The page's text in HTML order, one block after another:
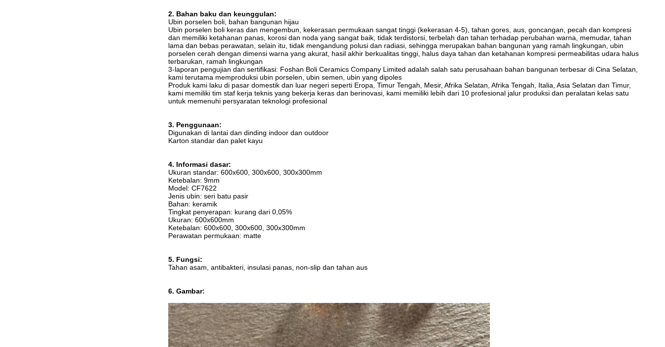
2. Bahan baku dan keunggulan:
Ubin porselen boli, bahan bangunan hijau
Ubin porselen boli keras dan mengembun, kekerasan permukaan sangat tinggi (kekerasan 4-5), tahan gores, aus, goncangan, pecah dan kompresi
dan memiliki ketahanan panas, korosi dan noda yang sangat baik, tidak terdistorsi, terbelah dan tahan terhadap perubahan warna, memudar, tahan
lama dan bebas perawatan, selain itu, tidak mengandung polusi dan radiasi, sehingga merupakan bahan bangunan yang ramah lingkungan, ubin
porselen cerah dengan dimensi warna yang akurat, hasil akhir berkualitas tinggi, halus daya tahan dan ketahanan kompresi permeabilitas udara halus
terbarukan, ramah lingkungan
3-laporan pengujian dan sertifikasi: Foshan Boli Ceramics Company Limited adalah salah satu perusahaan bahan bangunan terbesar di Cina Selatan,
kami terutama memproduksi ubin porselen, ubin semen, ubin yang dipoles
Produk kami laku di pasar domestik dan luar negeri seperti Eropa, Timur Tengah, Mesir, Afrika Selatan, Afrika Tengah, Italia, Asia Selatan dan Timur,
kami memiliki tim staf kerja teknis yang bekerja keras dan berinovasi, kami memiliki lebih dari 10 profesional jalur produksi dan peralatan kelas satu
untuk memenuhi persyaratan teknologi profesional
3. Penggunaan:
Digunakan di lantai dan dinding indoor dan outdoor
Karton standar dan palet kayu
4. Informasi dasar:
Ukuran standar: 600x600, 300x600, 300x300mm
Ketebalan: 9mm
Model: CF7622
Jenis ubin: seri batu pasir
Bahan: keramik
Tingkat penyerapan: kurang dari 0,05%
Ukuran: 600x600mm
Ketebalan: 600x600, 300x600, 300x300mm
Perawatan permukaan: matte
5. Fungsi:
Tahan asam, antibakteri, insulasi panas, non-slip dan tahan aus
6. Gambar: